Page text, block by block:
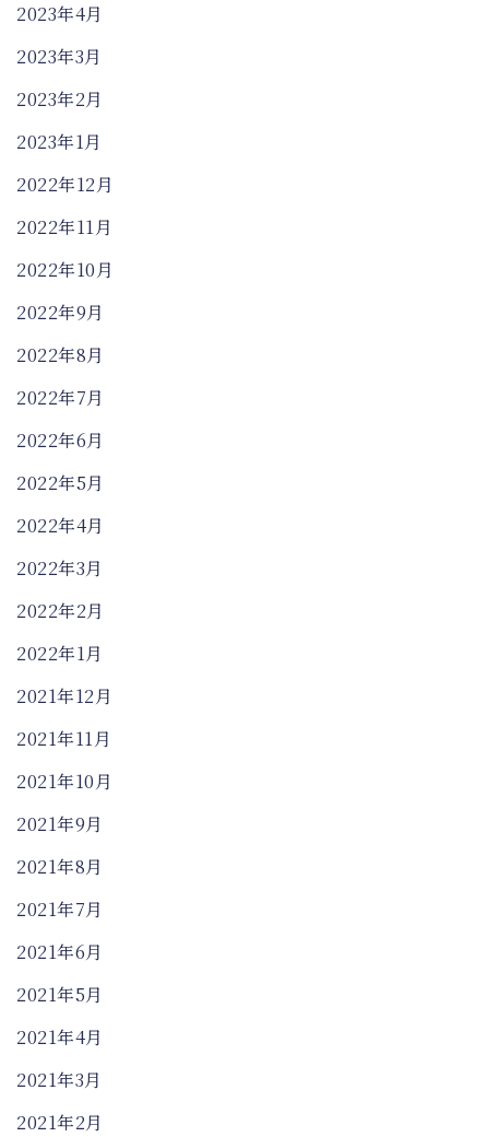
2023年4月
2023年3月
2023年2月
2023年1月
2022年12月
2022年11月
2022年10月
2022年9月
2022年8月
2022年7月
2022年6月
2022年5月
2022年4月
2022年3月
2022年2月
2022年1月
2021年12月
2021年11月
2021年10月
2021年9月
2021年8月
2021年7月
2021年6月
2021年5月
2021年4月
2021年3月
2021年2月